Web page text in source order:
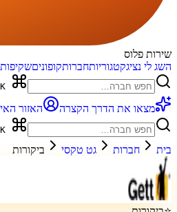
שירות פלוס
השג לי נציגקטגוריותחברותקופוניםשקיפות
מצאו את הדרך הקצרה האזור
בית חברות גט טקסי ביקורות